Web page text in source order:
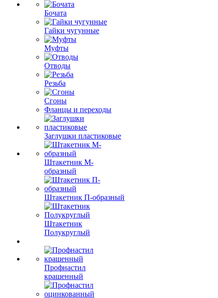
Бочата
Гайки чугунные
Муфты
Отводы
Резьба
Сгоны
Фланцы и переходы
Заглушки пластиковые
Штакетник М-
образный
Штакетник П-образный
Штакетник
Полукруглый
Профнастил
крашенный